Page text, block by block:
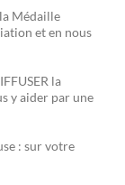
Médaille
et en nous
la
y aider par une
: sur votre